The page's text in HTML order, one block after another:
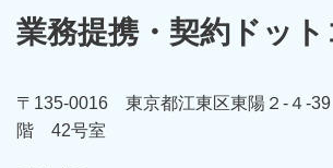
業務提携・契約ドット
〒135-0016 東京都江東区東陽２-４-
階 42号室